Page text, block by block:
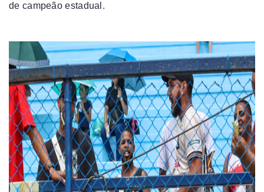
de campeão estadual.